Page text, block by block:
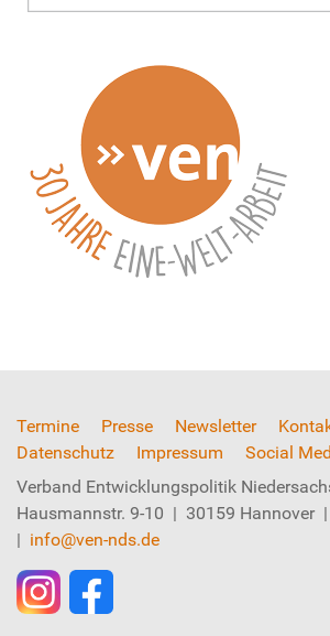
Termine Presse Newsletter
Datenschutz
Impressum
Social
Verband Entwicklungspolitik
Hausmannstr. 9-10 | 30159 Hannover
| info@ven-nds.de